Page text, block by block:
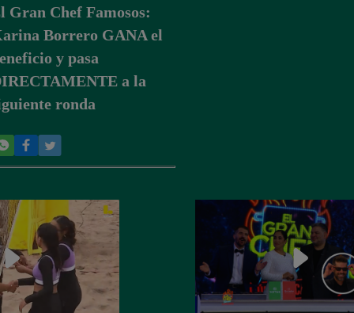
Gran Chef Famosos:
Borrero GANA el
y pasa
a la
ronda